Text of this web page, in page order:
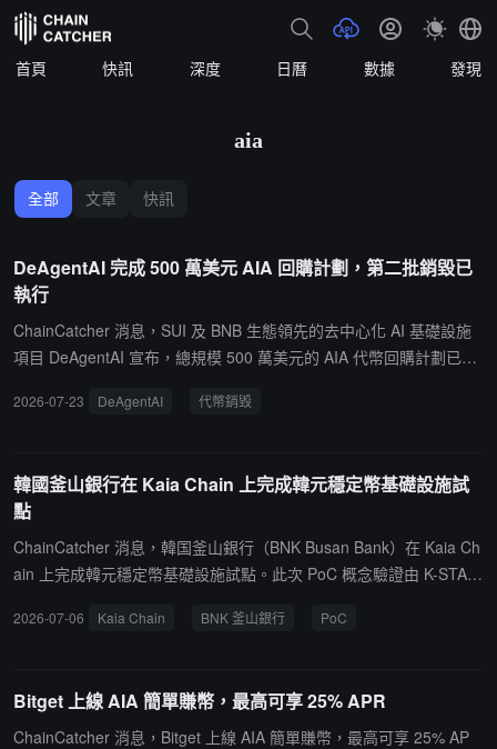
首頁 快訊 深度 日曆 數據 發現
aia
全部 文章 快訊
DeAgentAI 完成 500 萬美元 AIA 回購計劃，第二批銷毀已
執行
ChainCatcher 消息，SUI 及 BNB 生態領先的去中心化 AI 基礎設施
項目 DeAgentAI 宣布，總規模 500 萬美元的 AIA 代幣回購計劃已完
銷毀 1000 萬枚 AIA 已完成，累計銷毀 1100 萬枚，占已回購總量的
通縮機制由此進入常態化階段。回購資金來源為項目協議收入及自有
AI 交易模型收益，與外部融資或代幣增發無關。鏈上銷毀記錄：8G2
MPM3sK7zEqax715HqLqAPzTvw6JV5yDUHepZ1Nycr
2026-07-23 DeAgentAI 代幣銷毀
韓國釜山銀行在 Kaia Chain 上完成韓元穩定幣基礎設施試
點
ChainCatcher 消息，韓国釜山銀行（BNK Busan Bank）在 Kaia Ch
ain 上完成韓元穩定幣基礎設施試點。此次 PoC 概念驗證由 K-STAR
pen Asset 共同參與，測試結果顯示交易成功率達 100%，且處理時
2026-07-06 Kaia Chain BNK 釜山銀行 PoC
Bitget 上線 AIA 簡單賺幣，最高可享 25% APR
ChainCatcher 消息，Bitget 上線 AIA 簡單賺幣，最高可享 25% AP